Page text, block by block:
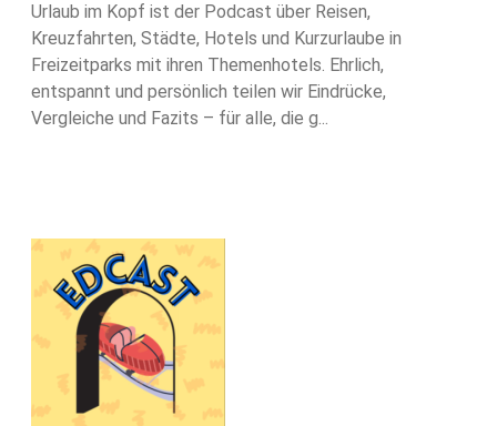
Urlaub im Kopf ist der Podcast über Reisen,
Kreuzfahrten, Städte, Hotels und Kurzurlaube in
Freizeitparks mit ihren Themenhotels. Ehrlich,
entspannt und persönlich teilen wir Eindrücke,
Vergleiche und Fazits – für alle, die g...